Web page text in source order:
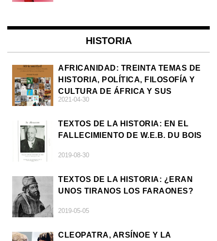
HISTORIA
AFRICANIDAD: TREINTA TEMAS DE
HISTORIA, POLÍTICA, FILOSOFÍA Y
CULTURA DE ÁFRICA Y SUS
DIÁSPORAS
2021-04-30
TEXTOS DE LA HISTORIA: EN EL
FALLECIMIENTO DE W.E.B. DU BOIS
2019-08-30
TEXTOS DE LA HISTORIA: ¿ERAN
UNOS TIRANOS LOS FARAONES?
2019-05-05
CLEOPATRA, ARSÍNOE Y LA